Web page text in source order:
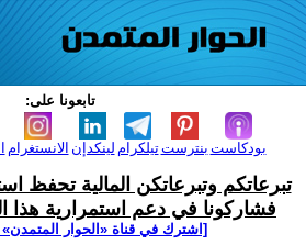
تابعونا على:
الانستغرام لينكدإن تيلكرامبنترست بودكاست
تبرعاتكم وتبرعاتكن المالية تحفظ
فشاركونا في دعم استمرارية هذا
[اشترك في قناة ‫«الحوار